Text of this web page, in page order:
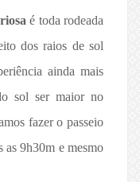
é toda rodeada
dos raios de sol
ainda mais
sol ser maior no
fazer o passeio
9h30m e mesmo